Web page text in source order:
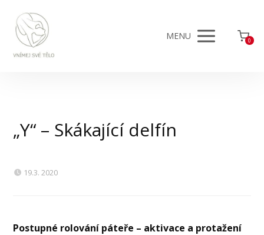
MENU 0
„Y“ – Skákající delfín
19.3. 2020
Postupné rolování páteře – aktivace a protažení